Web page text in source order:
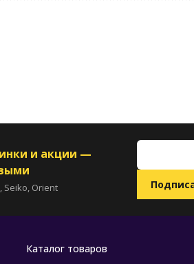
и акции —
Seiko, Orient
Каталог товаров